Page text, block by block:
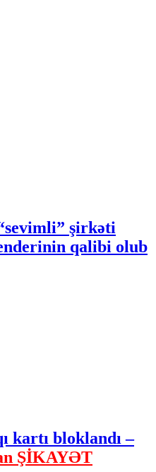
şirkəti
qalibi olub
kartı bloklandı –
ŞİKAYƏT